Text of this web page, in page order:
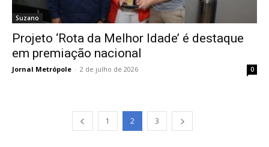
Suzano
Projeto ‘Rota da Melhor Idade’ é destaque
em premiação nacional
Jornal Metrópole - 2 de julho de 2026 0
1 2 3